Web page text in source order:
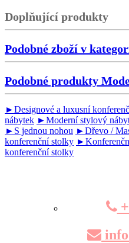
Doplňující produkty
Podobné zboží v
Podobné produkty
►Designové a luxusní
nábytek ►Moderní stylový
►S jednou nohou ►Dřevo /
konferenční stolky
konferenční stolky